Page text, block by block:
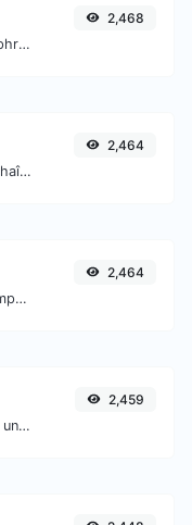
Inversez les lettres d'une phrase ou d'un paragraphe donné avec facilité.
2,468
Encoder toute entrée de chaîne au format URL.
2,464
Analyser les détails de n'importe quelle URL.
2,464
Transformer une image en une chaîne Base64.
2,459